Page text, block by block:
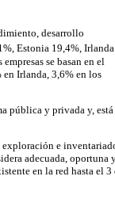
desarrollo
Estonia 19,4%, Irlanda
se basan en el
Irlanda, 3,6% en los
pública y privada y, está
exploración e
adecuada, oportuna
en la red hasta el 3